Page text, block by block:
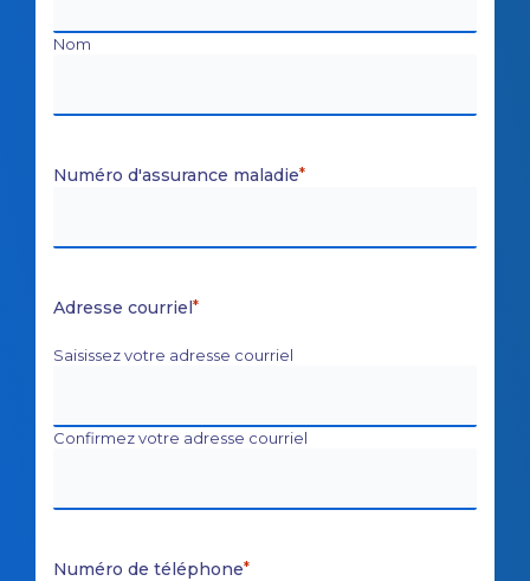
Nom
Numéro d'assurance maladie*
Adresse courriel*
Saisissez votre adresse courriel
Confirmez votre adresse courriel
Numéro de téléphone*